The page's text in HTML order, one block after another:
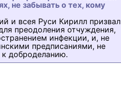
не забывать о тех, кому
и всея Руси Кирилл призвал
преодоления отчуждения,
инфекции, и, не
предписаниями, не
к доброделанию.